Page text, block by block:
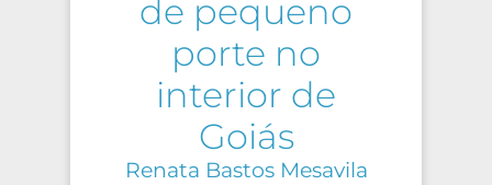
de pequeno
porte no
interior de
Goiás
Renata Bastos Mesavila